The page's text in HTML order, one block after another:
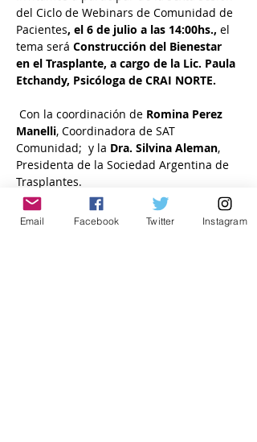
del Ciclo de Webinars de Comunidad de
Pacientes, el 6 de julio a las 14:00hs., el
tema será Construcción del Bienestar
en el Trasplante, a cargo de la Lic. Paula
Etchandy, Psicóloga de CRAI NORTE.
Con la coordinación de Romina Perez
Manelli, Coordinadora de SAT
Comunidad;  y la Dra. Silvina Aleman,
Presidenta de la Sociedad Argentina de
Trasplantes.
Email Facebook Twitter Instagram